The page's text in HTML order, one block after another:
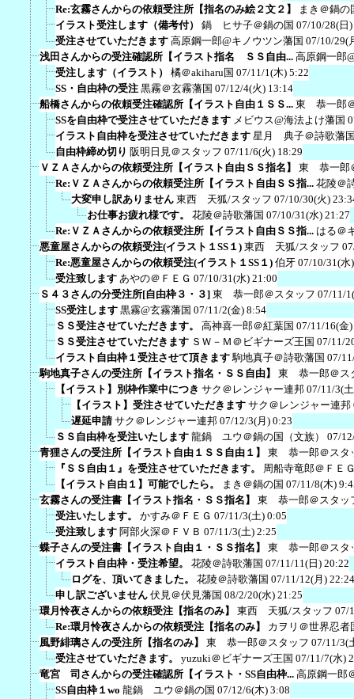
Re:玄霧さんからの依頼受注所【指名のみ絵２文２】
まき＠鍋の
イラスト受注します（備考付）
鍋 ヒサ子＠鍋の国 07/10/28(日
受注させていただきます 高原鋼一郎@キノウツン藩国 07/10/29(
浅田さんからの受注確認所【イラスト指名 ＳＳ自由... 高原鋼一郎
受注します（イラスト）
橘＠akiharu国 07/11/1(木) 5:22
SS・自由枠の受注 黒霧＠玄霧藩国 07/12/4(火) 13:14
船橋さんからの依頼受注確認所【イラスト自由１ＳＳ... 東 恭一郎
SSを自由枠で受注させていただきます メビウス@海法よけ藩国
イラスト自由枠を受注させていただきます 星月 典子＠詩歌藩
自由枠締め切り 阪明日見＠スタッフ 07/11/6(火) 18:29
ＶＺＡさんからの依頼受注所【イラスト自由ＳＳ指名】
東 恭一郎
Re:ＶＺＡさんからの依頼受注所【イラスト自由ＳＳ指... 花陵＠
大変申し訳ありません 東西 天狐/スタッフ 07/10/30(火)
お仕事お疲れ様です。
花陵＠詩歌藩国 07/10/31(水) 21:27
Re:ＶＺＡさんからの依頼受注所【イラスト自由ＳＳ指... はる＠
悪童屋さんからの依頼受注(イラスト１SS１) 東西 天狐/スタッフ
Re:悪童屋さんからの依頼受注(イラスト１SS１) 伯牙 07/10/31(水
受注致します あやの＠ＦＥＧ 07/10/31(水) 21:00
Ｓ４３さんの分受注所[自由枠３・３] 東 恭一郎＠スタッフ 07/11/
SS受注します 黒霧@玄霧藩国 07/11/2(金) 8:54
ＳＳ受注させていただきます。
高神喜一郎＠紅葉国 07/11/16(金
ＳＳ受注させていただきます ＳＷ－Ｍ＠ビギナーズ王国 07/11/
イラスト自由枠１受注させて頂きます 駒地真子＠詩歌藩国 07/
駒地真子さんの受注所【イラスト指名・ＳＳ自由】
東 恭一郎＠ス
【イラスト】別枠作業中につき サク＠レンジャー連邦 07/11/3(
【イラスト】受注させていただきます サク＠レンジャー連邦
遅延申請 サク＠レンジャー連邦 07/12/3(月) 0:23
ＳＳ自由枠を受注いたします 龍鍋 ユウ＠鍋の国（文族）
07/
青狸さんの受注所【イラスト自由１ＳＳ自由１】
東 恭一郎＠スタ
『ＳＳ自由１』を受注させていただきます。
周船寺竜郎＠ＦＥ
【イラスト自由１】可能でしたら。
まき＠鍋の国 07/11/8(木)
玄霧さんの受注書【イラスト指名・ＳＳ指名】
東 恭一郎＠スタッ
受注いたします。
かすみ＠ＦＥＧ 07/11/3(土) 0:05
受注致します 阿部火深＠ＦＶＢ 07/11/3(土) 2:25
蝶子さんの受注書【イラスト自由１・ＳＳ指名】
東 恭一郎＠スタ
イラスト自由枠・受注希望。
花陵＠詩歌藩国 07/11/11(日) 20:22
ログを、頂いてきました。
花陵＠詩歌藩国 07/11/12(月) 22:24
申し訳ございません 伏見＠伏見藩国 08/2/20(水) 21:25
環月怜夜さんからの依頼受注【指名のみ】
東西 天狐/スタッフ 07/
Re:環月怜夜さんからの依頼受注【指名のみ】
カヲリ＠世界忍者
風野緋璃さんの受注所【指名のみ】
東 恭一郎＠スタッフ 07/11/3(
受注させていただきます。
yuzuki＠ビギナーズ王国 07/11/7(水)
竜宮 司さんからの受注確認所【イラスト・SS自由枠... 高原鋼一郎
SS自由枠１wo 龍鍋 ユウ＠鍋の国 07/12/6(木) 3:08